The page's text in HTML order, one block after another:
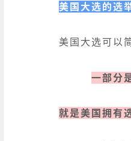
美国大选的选
美国大选可以
一部分
就是美国拥有